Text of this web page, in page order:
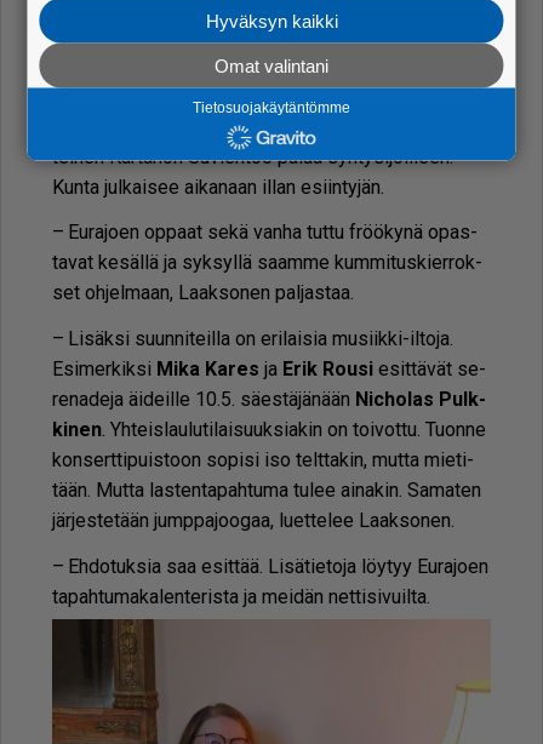
mois­sa luon­to­hy­vin­voin­ti ja so­si­aa­li­nen kes­tä­vyys
ovat tär­kei­tä. Mut­ta ku­ka­pa ei oli­si jos­kus ha­lun­nut
lait­taa omaa kah­vi­laa pys­tyyn?
Oh­je­ma­puol­ta­kin on suun­ni­tel­tu. Esi­mer­kik­si pe­rin­
tei­nen Kar­ta­non Su­vieh­too pa­laa syn­ty­si­joil­leen.
Kun­ta jul­kai­see ai­ka­naan il­lan esiin­ty­jän.
– Eu­ra­jo­en op­paat sekä van­ha tut­tu fröö­ky­nä opas­
ta­vat ke­säl­lä ja syk­syl­lä saam­me kum­mi­tus­kier­rok­
set oh­jel­maan, Laak­so­nen pal­jas­taa.
– Li­säk­si suun­ni­teil­la on eri­lai­sia mu­siik­ki-il­to­ja.
Esi­mer­kik­si Mika Ka­res ja Erik Rou­si esit­tä­vät se­
re­na­de­ja äi­deil­le 10.5. sä­es­tä­jä­nään Nic­ho­las Pulk­
ki­nen. Yh­teis­lau­lu­ti­lai­suuk­si­a­kin on toi­vot­tu. Tuon­ne
kon­sert­ti­puis­toon so­pi­si iso telt­ta­kin, mut­ta mie­ti­
tään. Mut­ta las­ten­ta­pah­tu­ma tu­lee ai­na­kin. Sa­ma­ten
jär­jes­te­tään jump­pa­joo­gaa, lu­et­te­lee Laak­so­nen.
– Eh­do­tuk­sia saa esit­tää. Li­sä­tie­to­ja löy­tyy Eu­ra­jo­en
ta­pah­tu­ma­ka­len­te­ris­ta ja mei­dän net­ti­si­vuil­ta.
Hyväksyn kaikki
Omat valintani
Tietosuojakäytäntömme